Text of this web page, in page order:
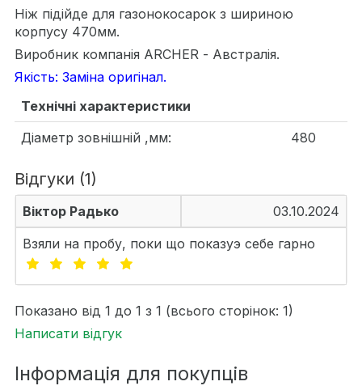
Ніж підійде для газонокосарок з шириною
корпусу 470мм.
Виробник компанія ARCHER - Австралія.
Якість: Заміна оригінал.
Технічні характеристики
Діаметр зовнішній ,мм:
480
Відгуки (1)
Віктор Радько
03.10.2024
Взяли на пробу, поки що показуэ себе гарно
Показано від 1 до 1 з 1 (всього сторінок: 1)
Написати відгук
Інформація для покупців